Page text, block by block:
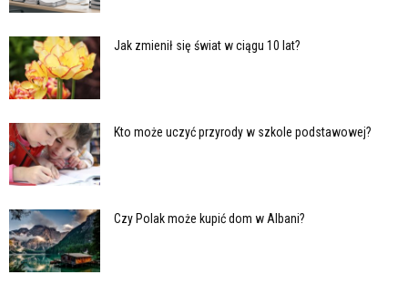
Jak zmienił się świat w ciągu 10 lat?
Kto może uczyć przyrody w szkole podstawowej?
Czy Polak może kupić dom w Albani?